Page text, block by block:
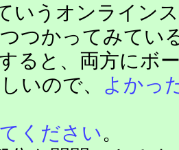
いうオンライン
つかってみてい
ると、両方にボ
いので、
よかっ
ください。